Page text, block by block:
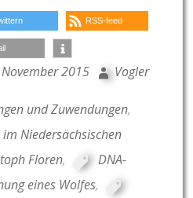
RSS-feed
2015 Vogler
und Zuwendungen,
Niedersächsischen
Floren,
DNA-
eines Wolfes,